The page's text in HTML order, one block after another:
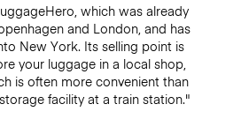
which was already
and London, and has
New York. Its selling point is
your luggage in a local shop,
is often more convenient than
facility at a train station."